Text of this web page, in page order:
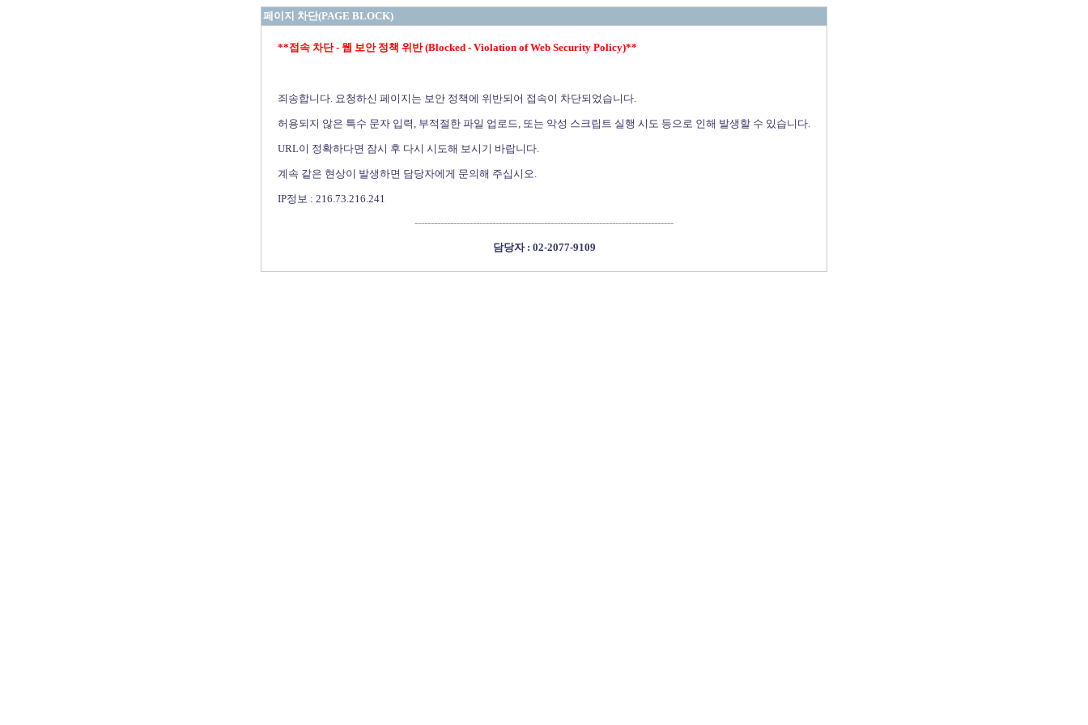
페이지 차단(PAGE BLOCK)
**접속 차단 - 웹 보안 정책 위반 (Blocked - Violation of Web Security Policy)**
죄송합니다. 요청하신 페이지는 보안 정책에 위반되어 접속이 차단되었습니다.
허용되지 않은 특수 문자 입력, 부적절한 파일 업로드, 또는 악성 스크립트 실행 시도 등으로 인해 발생할 수 있습니다.
URL이 정확하다면 잠시 후 다시 시도해 보시기 바랍니다.
계속 같은 현상이 발생하면 담당자에게 문의해 주십시오.
IP정보 : 216.73.216.241
--------------------------------------------------------------------------------
담당자 : 02-2077-9109